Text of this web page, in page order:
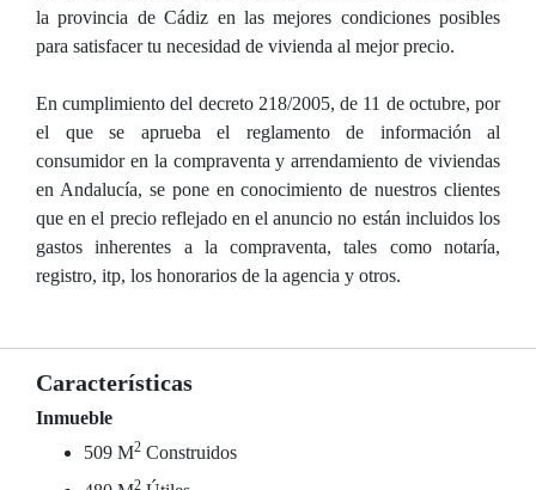
la provincia de Cádiz en las mejores condiciones posibles
para satisfacer tu necesidad de vivienda al mejor precio.
En cumplimiento del decreto 218/2005, de 11 de octubre, por
el que se aprueba el reglamento de información al
consumidor en la compraventa y arrendamiento de viviendas
en Andalucía, se pone en conocimiento de nuestros clientes
que en el precio reflejado en el anuncio no están incluidos los
gastos inherentes a la compraventa, tales como notaría,
registro, itp, los honorarios de la agencia y otros.
Características
Inmueble
509 M2 Construidos
2